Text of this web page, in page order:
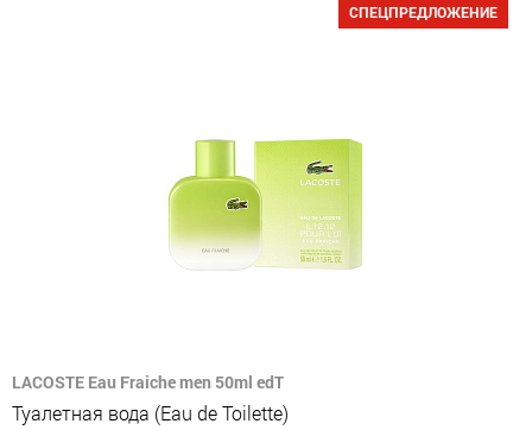
СПЕЦПРЕДЛОЖЕНИЕ
LACOSTE Eau Fraiche men 50ml edT
Туалетная вода (Eau de Toilette)